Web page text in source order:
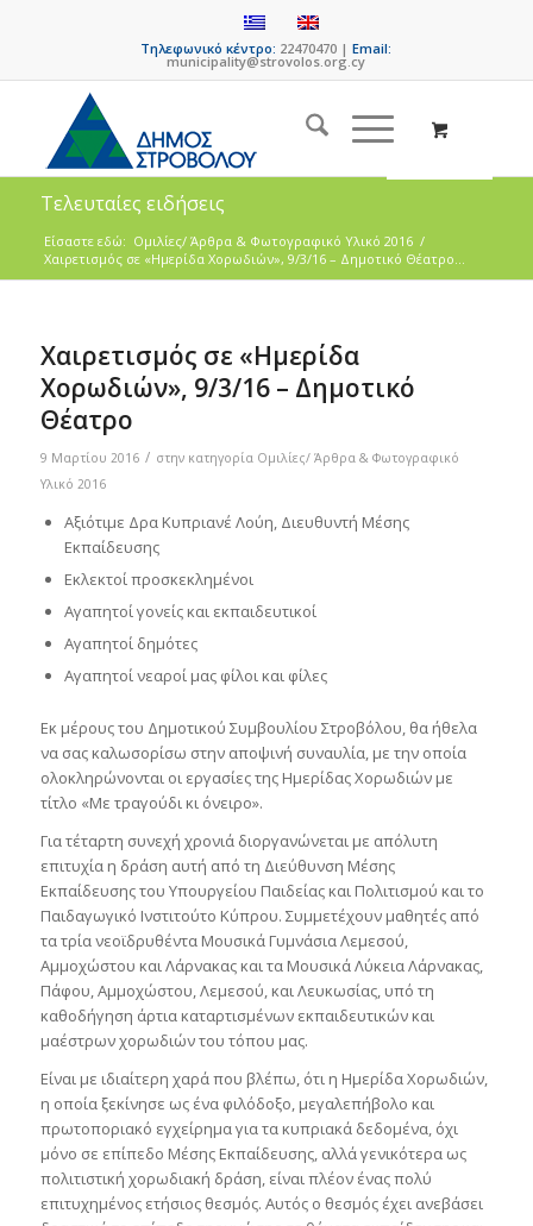
Τηλεφωνικό κέντρο: 22470470 |Email:
municipality@strovolos.org.cy
Τελευταίες ειδήσεις
Είσαστε εδώ: Ομιλίες/ Άρθρα & Φωτογραφικό Υλικό 2016 /
Χαιρετισμός σε «Ημερίδα Χορωδιών», 9/3/16 – Δημοτικό Θέατρο...
Χαιρετισμός σε «Ημερίδα
Χορωδιών», 9/3/16 – Δημοτικό
Θέατρο
9 Μαρτίου 2016 / στην κατηγορία Ομιλίες/ Άρθρα & Φωτογραφικό
Υλικό 2016
Αξιότιμε Δρα Κυπριανέ Λούη, Διευθυντή Μέσης
Εκπαίδευσης
Εκλεκτοί προσκεκλημένοι
Αγαπητοί γονείς και εκπαιδευτικοί
Αγαπητοί δημότες
Αγαπητοί νεαροί μας φίλοι και φίλες
Εκ μέρους του Δημοτικού Συμβουλίου Στροβόλου, θα ήθελα
να σας καλωσορίσω στην αποψινή συναυλία, με την οποία
ολοκληρώνονται οι εργασίες της Ημερίδας Χορωδιών με
τίτλο «Με τραγούδι κι όνειρο».
Για τέταρτη συνεχή χρονιά διοργανώνεται με απόλυτη
επιτυχία η δράση αυτή από τη Διεύθυνση Μέσης
Εκπαίδευσης του Υπουργείου Παιδείας και Πολιτισμού και το
Παιδαγωγικό Ινστιτούτο Κύπρου. Συμμετέχουν μαθητές από
τα τρία νεοϊδρυθέντα Μουσικά Γυμνάσια Λεμεσού,
Αμμοχώστου και Λάρνακας και τα Μουσικά Λύκεια Λάρνακας,
Πάφου, Αμμοχώστου, Λεμεσού, και Λευκωσίας, υπό τη
καθοδήγηση άρτια καταρτισμένων εκπαιδευτικών και
μαέστρων χορωδιών του τόπου μας.
Είναι με ιδιαίτερη χαρά που βλέπω, ότι η Ημερίδα Χορωδιών,
η οποία ξεκίνησε ως ένα φιλόδοξο, μεγαλεπήβολο και
πρωτοποριακό εγχείρημα για τα κυπριακά δεδομένα, όχι
μόνο σε επίπεδο Μέσης Εκπαίδευσης, αλλά γενικότερα ως
πολιτιστική χορωδιακή δράση, είναι πλέον ένας πολύ
επιτυχημένος ετήσιος θεσμός. Αυτός ο θεσμός έχει ανεβάσει